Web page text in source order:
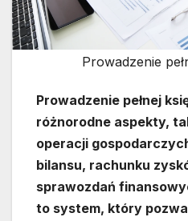
Prowadzenie
Prowadzenie pełnej
różnorodne aspekty,
operacji
bilansu, rachunku
sprawozdań
to system, który